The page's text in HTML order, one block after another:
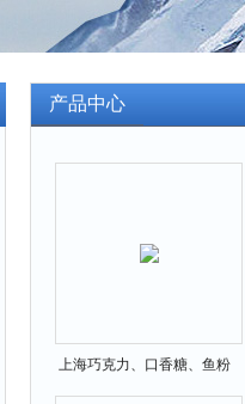
产品中心
上海巧克力、口香糖、鱼粉
电子粉质仪HYM-T